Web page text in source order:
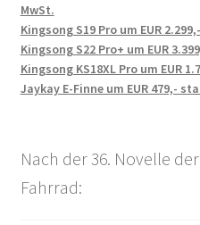
MwSt.
Kingsong S19 Pro um EUR
Kingsong S22 Pro+ um EUR
Kingsong KS18XL Pro um EUR
Jaykay E-Finne um EUR 479,-
Nach der 36. Novelle
Fahrrad: